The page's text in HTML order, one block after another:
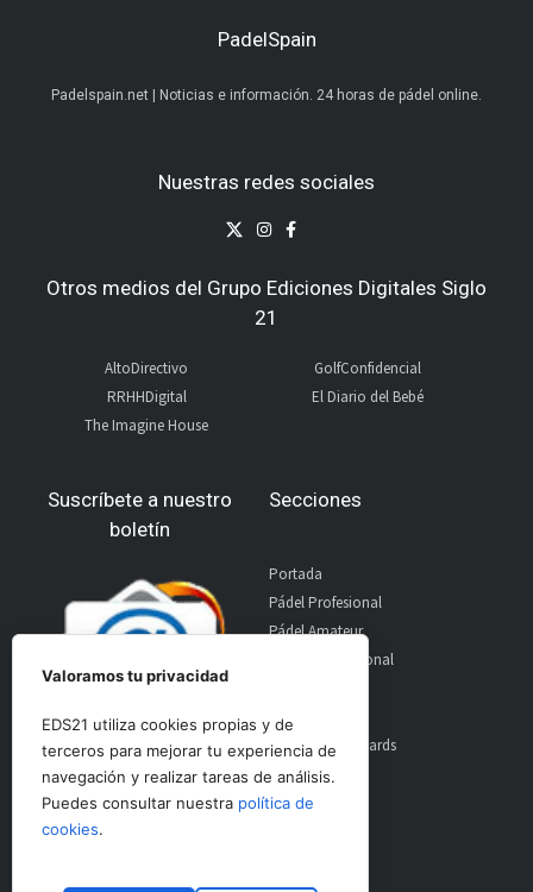
PadelSpain
Padelspain.net | Noticias e información. 24 horas de pádel online.
Nuestras redes sociales
Otros medios del Grupo Ediciones Digitales Siglo
21
AltoDirectivo
RRHHDigital
The Imagine House
GolfConfidencial
El Diario del Bebé
Suscríbete a nuestro
boletín
Secciones
Portada
Pádel Profesional
Pádel Amateur
Pádel Internacional
Material
World Padel Awards
Contacto
Publicidad
Valoramos tu privacidad
EDS21 utiliza cookies propias y de
terceros para mejorar tu experiencia de
navegación y realizar tareas de análisis.
Puedes consultar nuestra política de
cookies.